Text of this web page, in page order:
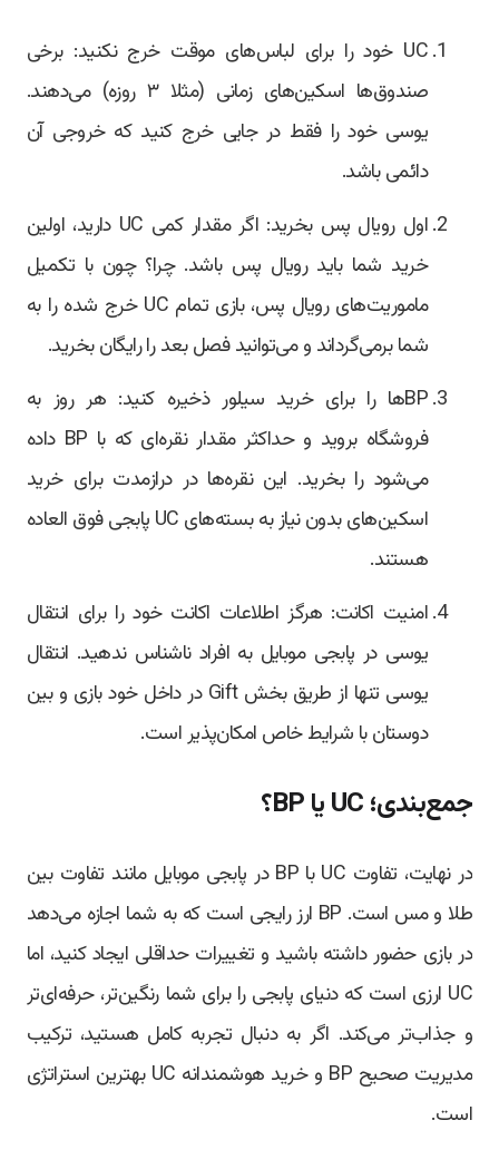
UC خود را برای لباس‌های موقت خرج نکنید: برخی
صندوق‌ها اسکین‌های زمانی (مثلا ۳ روزه) می‌دهند.
یوسی خود را فقط در جایی خرج کنید که خروجی آن
دائمی باشد.
اول رویال پس بخرید: اگر مقدار کمی UC دارید، اولین
خرید شما باید رویال پس باشد. چرا؟ چون با تکمیل
ماموریت‌های رویال پس، بازی تمام UC خرج شده را به
شما برمی‌گرداند و می‌توانید فصل بعد را رایگان بخرید.
BPها را برای خرید سیلور ذخیره کنید: هر روز به
فروشگاه بروید و حداکثر مقدار نقره‌ای که با BP داده
می‌شود را بخرید. این نقره‌ها در درازمدت برای خرید
اسکین‌های بدون نیاز به بسته‌های UC پابجی فوق ‌العاده
هستند.
امنیت اکانت: هرگز اطلاعات اکانت خود را برای انتقال
یوسی در پابجی موبایل به افراد ناشناس ندهید. انتقال
یوسی تنها از طریق بخش Gift در داخل خود بازی و بین
دوستان با شرایط خاص امکان‌پذیر است.
جمع‌بندی؛ UC یا BP؟
در نهایت، تفاوت UC با BP در پابجی موبایل مانند تفاوت بین
طلا و مس است. BP ارز رایجی است که به شما اجازه می‌دهد
در بازی حضور داشته باشید و تغییرات حداقلی ایجاد کنید، اما
UC ارزی است که دنیای پابجی را برای شما رنگین‌تر، حرفه‌ای‌تر
و جذاب‌تر می‌کند. اگر به دنبال تجربه کامل هستید، ترکیب
مدیریت صحیح BP و خرید هوشمندانه UC بهترین استراتژی
است.